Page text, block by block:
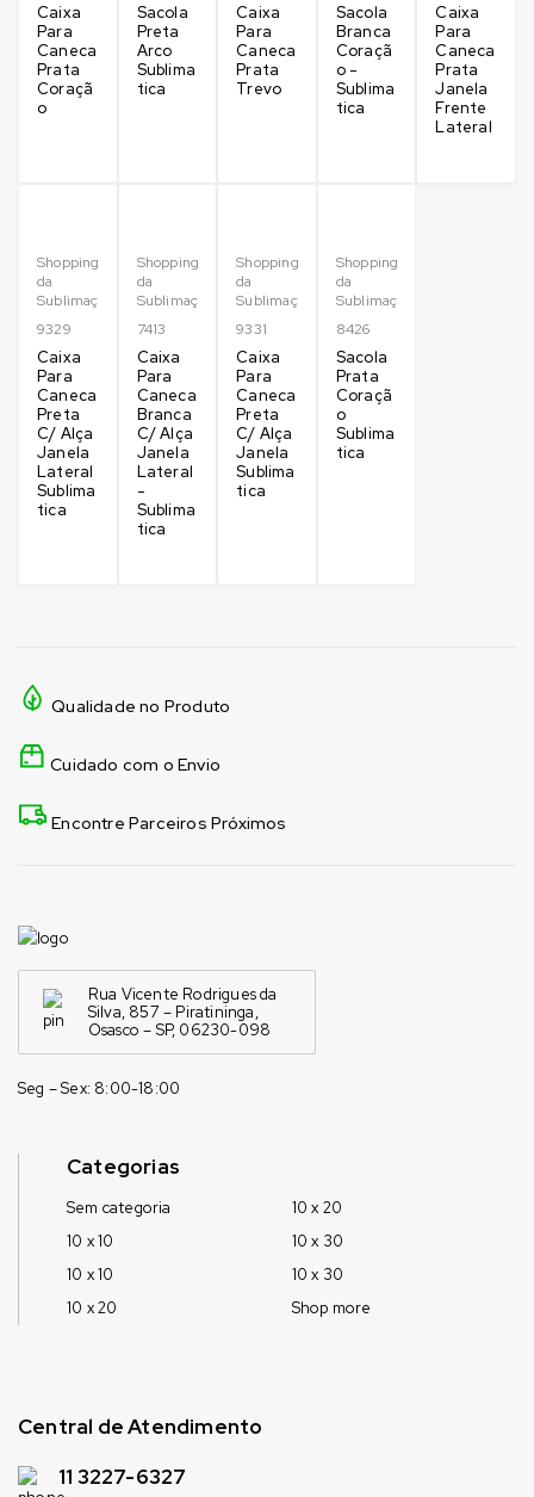
Caixa
Para
Caneca
Prata
Coraçã
o
Sacola
Preta
Arco
Sublima
tica
Caixa
Para
Caneca
Prata
Trevo
Sacola
Branca
Coraçã
o -
Sublima
tica
Caixa
Para
Caneca
Prata
Janela
Frente
Lateral
Shopping
da
Sublimação
9329
Caixa
Para
Caneca
Preta
C/ Alça
Janela
Lateral
Sublima
tica
Shopping
da
Sublimação
7413
Caixa
Para
Caneca
Branca
C/ Alça
Janela
Lateral
-
Sublima
tica
Shopping
da
Sublimação
9331
Caixa
Para
Caneca
Preta
C/ Alça
Janela
Sublima
tica
Shopping
da
Sublimação
8426
Sacola
Prata
Coraçã
o
Sublima
tica
Qualidade no Produto
Cuidado com o Envio
Encontre Parceiros Próximos
Rua Vicente Rodrigues da
Silva, 857 – Piratininga,
Osasco – SP, 06230-098
Seg – Sex: 8:00-18:00
Categorias
Sem categoria
10 x 10
10 x 10
10 x 20
10 x 20
10 x 30
10 x 30
Shop more
Central de Atendimento
11 3227-6327